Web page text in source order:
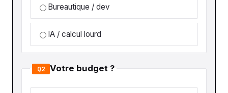
Bureautique / dev
IA / calcul lourd
Q2 Votre budget ?